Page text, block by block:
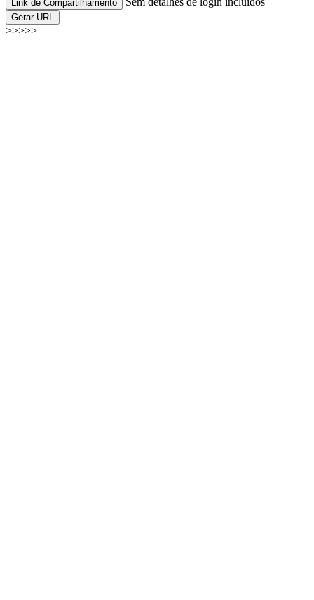
Link de Compartilhamento
Gerar URL
>>>>>